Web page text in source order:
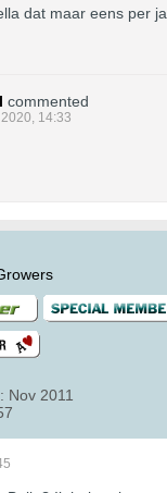
dat maar eens per
commented
14:33
Nov 2011